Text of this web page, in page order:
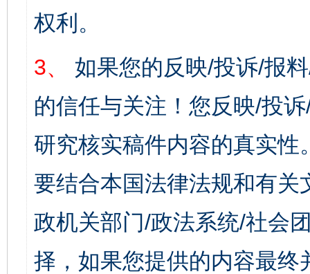
权利。
3、
如果您的反映/投诉/报
的信任与关注！您反映/投
研究核实稿件内容的真实
要结合本国法律法规和有关
政机关部门/政法系统/社会
择，如果您提供的内容最